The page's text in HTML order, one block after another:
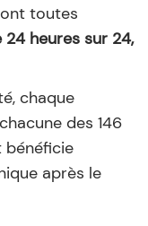
toutes
24 heures sur 24,
chaque
des 146
bénéficie
après le